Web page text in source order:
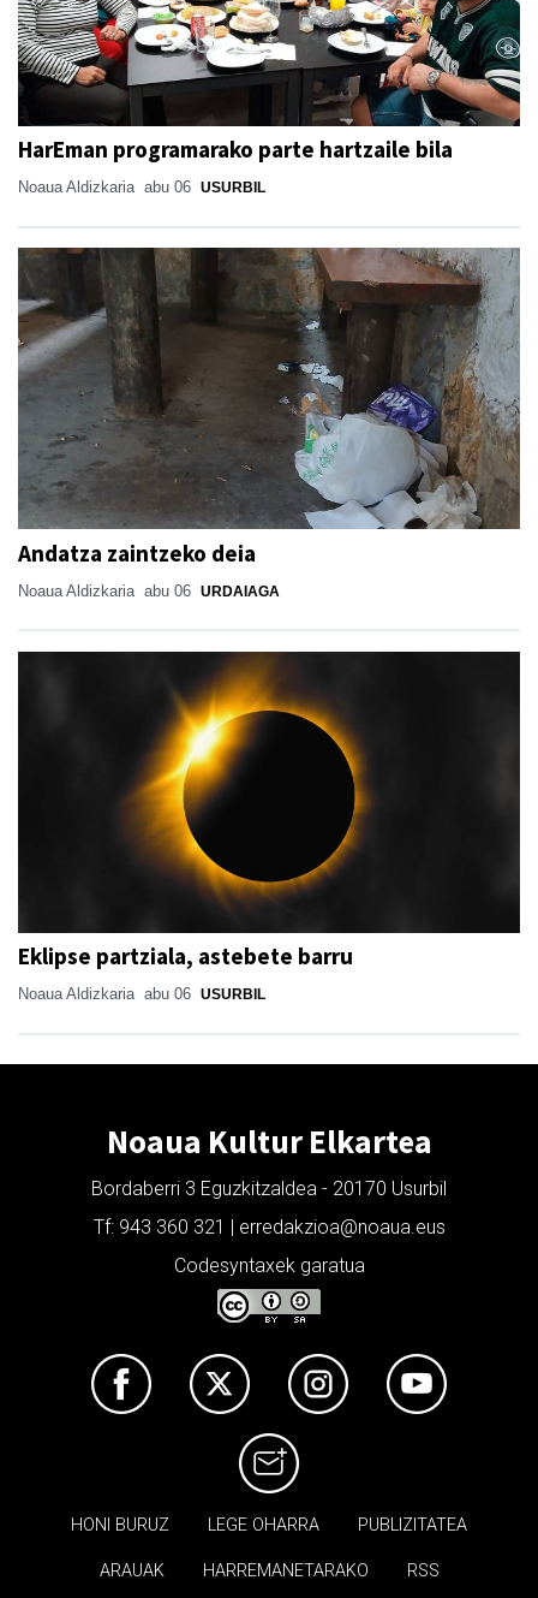
HarEman programarako parte hartzaile bila
Noaua Aldizkaria abu 06 USURBIL
Andatza zaintzeko deia
Noaua Aldizkaria abu 06 URDAIAGA
Eklipse partziala, astebete barru
Noaua Aldizkaria abu 06 USURBIL
Noaua Kultur Elkartea
Bordaberri 3 Eguzkitzaldea - 20170 Usurbil
Tf: 943 360 321 | erredakzioa@noaua.eus
Codesyntaxek garatua
HONI BURUZ LEGE OHARRA PUBLIZITATEA
ARAUAK HARREMANETARAKO RSS